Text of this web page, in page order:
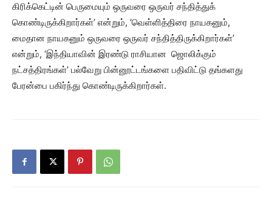
கிரிக்கெட்டின் பெருமையும் ஒருவரை ஒருவர் சந்தித்துக்
கொண்டிருக்கிறார்கள்’ என்றும், ‘வெள்ளித்திரை நாயகனும்,
மைதான நாயகனும் ஒருவரை ஒருவர் சந்தித்திருக்கிறார்கள்’
என்றும், ‘இந்தியாவின் இரண்டு ராசியான ஜொலிக்கும்
நட்சத்திரங்கள்’ பல்வேறு பின்னூட்டங்களை பதிவிட்டு தங்களது
பேரன்பை பகிர்ந்து கொண்டிருக்கிறார்கள்.